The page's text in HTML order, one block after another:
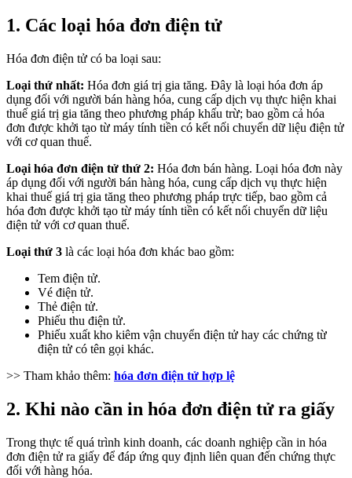
1. Các loại hóa đơn điện tử
Hóa đơn điện tử có ba loại sau:
Loại thứ nhất: Hóa đơn giá trị gia tăng. Đây là loại hóa đơn áp
dụng đối với người bán hàng hóa, cung cấp dịch vụ thực hiện khai
thuế giá trị gia tăng theo phương pháp khấu trừ; bao gồm cả hóa
đơn được khởi tạo từ máy tính tiền có kết nối chuyển dữ liệu điện tử
với cơ quan thuế.
Loại hóa đơn điện tử thứ 2: Hóa đơn bán hàng. Loại hóa đơn này
áp dụng đối với người bán hàng hóa, cung cấp dịch vụ thực hiện
khai thuế giá trị gia tăng theo phương pháp trực tiếp, bao gồm cả
hóa đơn được khởi tạo từ máy tính tiền có kết nối chuyển dữ liệu
điện tử với cơ quan thuế.
Loại thứ 3 là các loại hóa đơn khác bao gồm:
Tem điện tử.
Vé điện tử.
Thẻ điện tử.
Phiếu thu điện tử.
Phiếu xuất kho kiêm vận chuyển điện tử hay các chứng từ
điện tử có tên gọi khác.
>> Tham khảo thêm: hóa đơn điện tử hợp lệ
2. Khi nào cần in hóa đơn điện tử ra giấy
Trong thực tế quá trình kinh doanh, các doanh nghiệp cần in hóa
đơn điện tử ra giấy để đáp ứng quy định liên quan đến chứng thực
đối với hàng hóa.